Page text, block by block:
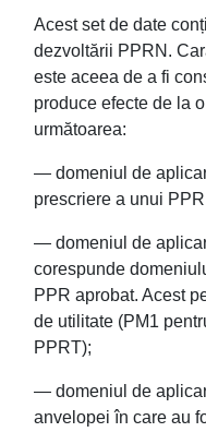
la
Dôme
Acest set de date
dezvoltării PPRN.
este aceea de a fi
produce efecte de la
următoarea:
— domeniul de
prescriere a unui
— domeniul de
corespunde
PPR aprobat. Acest
de utilitate (PM1
PPRT);
— domeniul de
anvelopei în care au